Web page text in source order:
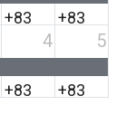
+83
+83
4 5
+83
+83